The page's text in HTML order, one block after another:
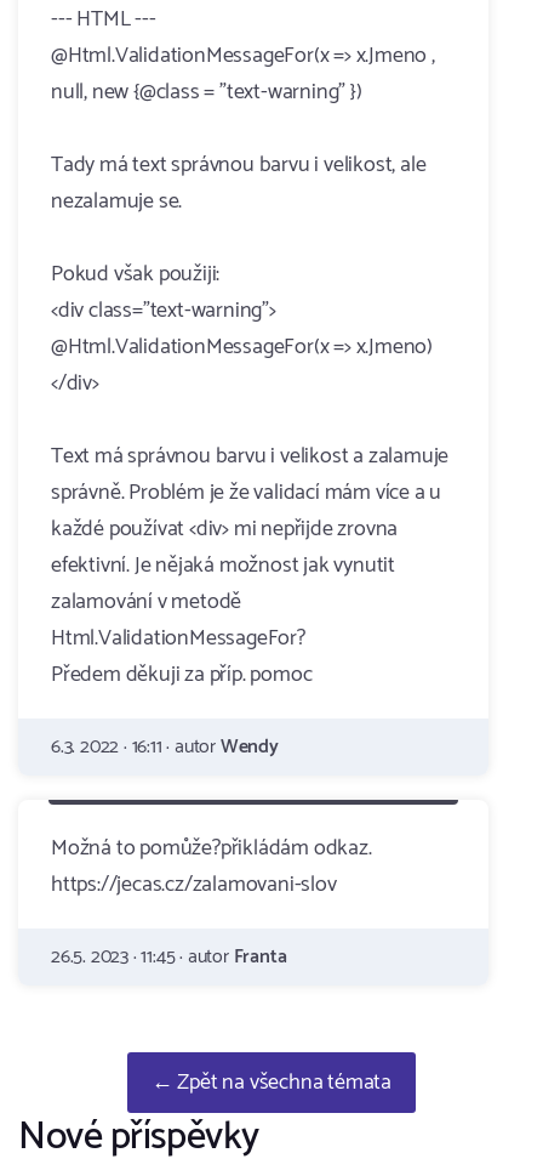
--- HTML ---
@Html.ValidationMessageFor(x => x.Jmeno ,
null, new {@class = "text-warning" })
Tady má text správnou barvu i velikost, ale
nezalamuje se.
Pokud však použiji:
<div class="text-warning">
@Html.ValidationMessageFor(x => x.Jmeno)
</div>
Text má správnou barvu i velikost a zalamuje
správně. Problém je že validací mám více a u
každé používat <div> mi nepřijde zrovna
efektivní. Je nějaká možnost jak vynutit
zalamování v metodě
Html.ValidationMessageFor?
Předem děkuji za příp. pomoc
6.3. 2022 · 16:11 · autorWendy
Možná to pomůže?přikládám odkaz.
https://jecas.cz/zalamovani-slov
26.5. 2023 · 11:45 · autorFranta
← Zpět na všechna témata
Nové příspěvky